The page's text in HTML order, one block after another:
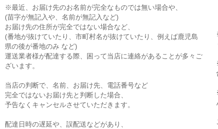
※最近、お届け先のお名前が完全なものでは無い場合や、
(苗字が無記入や、名前が無記入など)
お届け先の住所が完全ではない場合など、
(番地が抜けていたり、市町村名が抜けていたり、例えば鹿児島
県の後が番地のみ など)
運送業者様が配達する際、困って当店に連絡があることが多々ご
ざいます。
当店の判断で、名前、お届け先、電話番号など
完全ではないお届け先と判断した場合、
予告なくキャンセルさせていただきます。
配達日時の遅延や、誤配送などがあり、